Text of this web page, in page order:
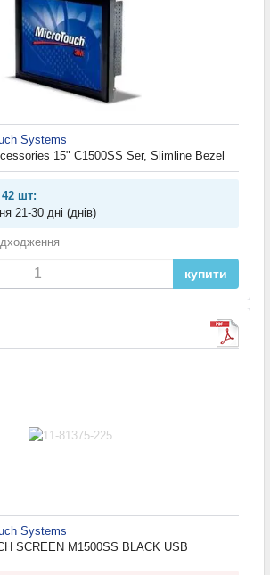
Systems
15" C1500SS Ser, Slimline Bezel
шт:
21-30 дні (днів)
купити
Systems
SCREEN M1500SS BLACK USB